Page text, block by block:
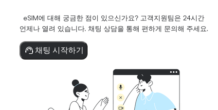
eSIM에 대해 궁금한 점이 있으신가요? 고객지원팀은 24시간
언제나 열려 있습니다. 채팅 상담을 통해 편하게 문의해 주세요.
채팅 시작하기